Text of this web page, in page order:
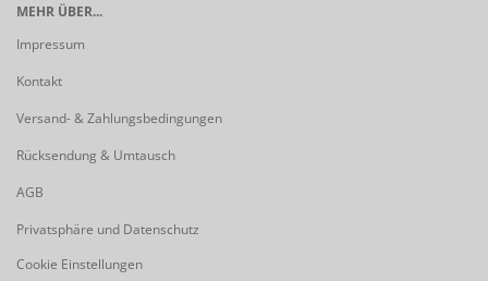
MEHR ÜBER...
Impressum
Kontakt
Versand- & Zahlungsbedingungen
Rücksendung & Umtausch
AGB
Privatsphäre und Datenschutz
Cookie Einstellungen